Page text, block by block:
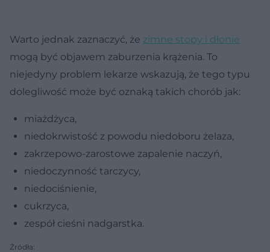
Warto jednak zaznaczyć, że zimne stopy i dłonie
mogą być objawem zaburzenia krążenia. To
niejedyny problem lekarze wskazują, że tego typu
dolegliwość może być oznaką takich chorób jak:
miażdżyca,
niedokrwistość z powodu niedoboru żelaza,
zakrzepowo-zarostowe zapalenie naczyń,
niedoczynność tarczycy,
niedociśnienie,
cukrzyca,
zespół cieśni nadgarstka.
Źródła: